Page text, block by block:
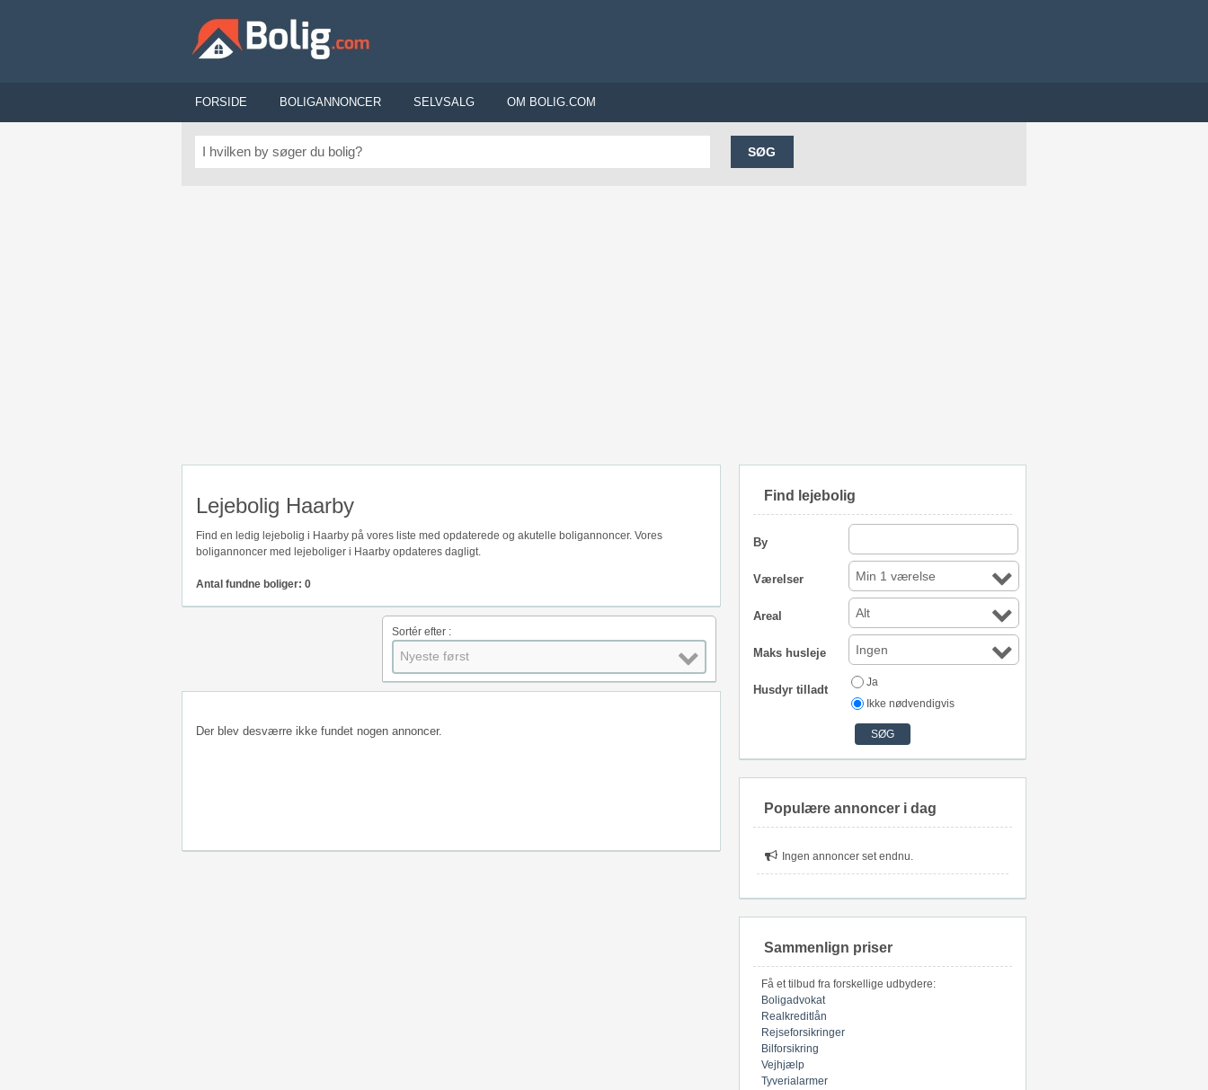
FORSIDE BOLIGANNONCER SELVSALG OM BOLIG.COM
SØG
Lejebolig Haarby
Find en ledig lejebolig i Haarby på vores liste med opdaterede og akutelle boligannoncer. Vores
boligannoncer med lejeboliger i Haarby opdateres dagligt.
Antal fundne boliger: 0
Sortér efter :
Nyeste først
Der blev desværre ikke fundet nogen annoncer.
Find lejebolig
By
Værelser Min 1 værelse
Areal Alt
Maks husleje Ingen
Husdyr tilladt
Ja
Ikke nødvendigvis
Populære annoncer i dag
Ingen annoncer set endnu.
Sammenlign priser
Få et tilbud fra forskellige udbydere:
Boligadvokat
Realkreditlån
Rejseforsikringer
Bilforsikring
Vejhjælp
Tyverialarmer